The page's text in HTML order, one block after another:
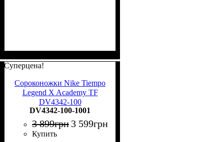
Суперцена!
Сороконожки Nike Tiempo
Legend X Academy TF
DV4342-100
DV4342-100-1001
3 899грн 3 599грн
Купить